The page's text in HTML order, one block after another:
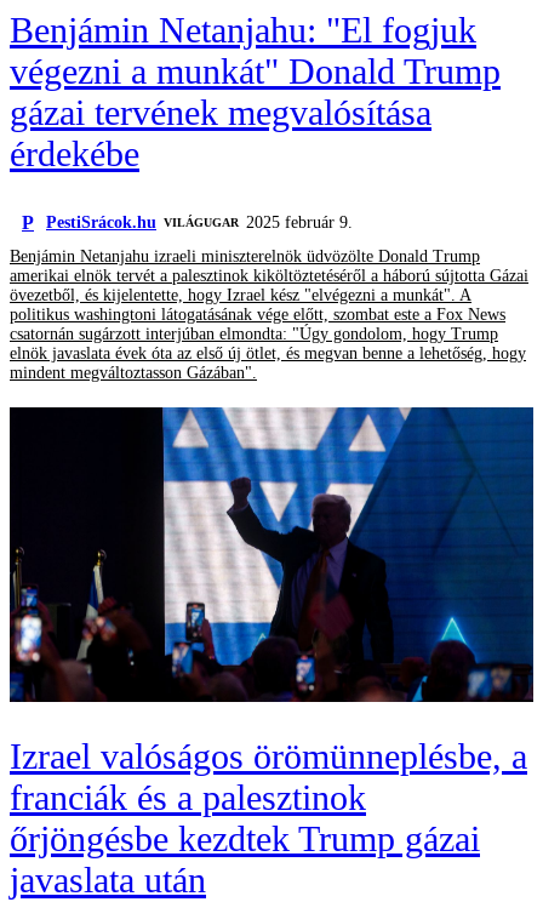
Benjámin Netanjahu: "El fogjuk
végezni a munkát" Donald Trump
gázai tervének megvalósítása
érdekébe
P PestiSrácok.hu VILÁGUGAR
2025 február 9.
Benjámin Netanjahu izraeli miniszterelnök üdvözölte Donald Trump
amerikai elnök tervét a palesztinok kiköltöztetéséről a háború sújtotta Gázai
övezetből, és kijelentette, hogy Izrael kész "elvégezni a munkát". A
politikus washingtoni látogatásának vége előtt, szombat este a Fox News
csatornán sugárzott interjúban elmondta: "Úgy gondolom, hogy Trump
elnök javaslata évek óta az első új ötlet, és megvan benne a lehetőség, hogy
mindent megváltoztasson Gázában".
Izrael valóságos örömünneplésbe, a
franciák és a palesztinok
őrjöngésbe kezdtek Trump gázai
javaslata után